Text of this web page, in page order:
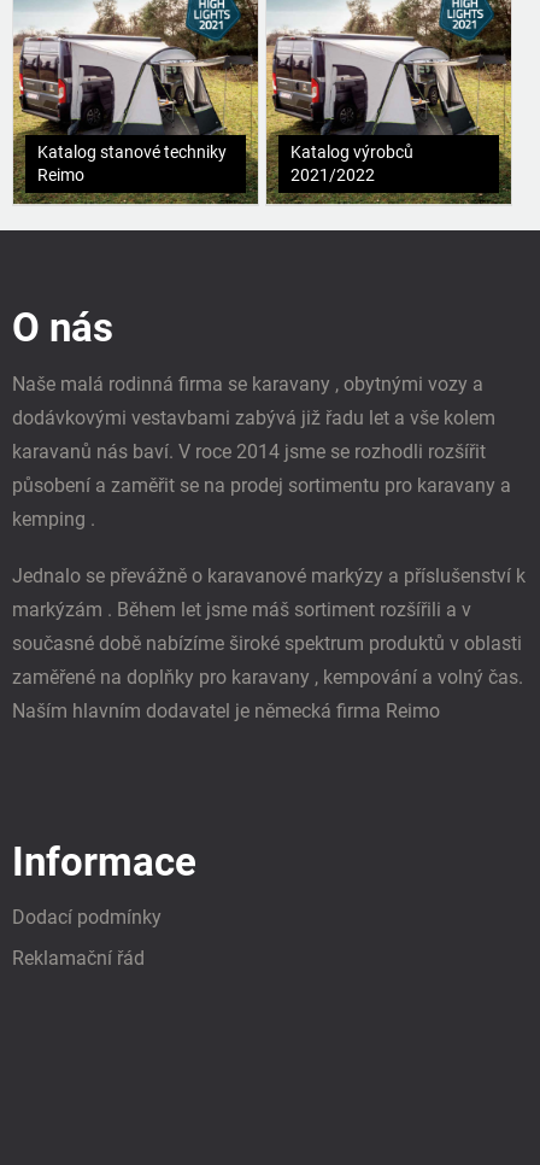
Katalog stanové techniky
Reimo
Katalog výrobců
2021/2022
O nás
Naše malá rodinná firma se karavany , obytnými vozy a
dodávkovými vestavbami zabývá již řadu let a vše kolem
karavanů nás baví. V roce 2014 jsme se rozhodli rozšířit
působení a zaměřit se na prodej sortimentu pro karavany a
kemping .
Jednalo se převážně o karavanové markýzy a příslušenství k
markýzám . Během let jsme máš sortiment rozšířili a v
současné době nabízíme široké spektrum produktů v oblasti
zaměřené na doplňky pro karavany , kempování a volný čas.
Naším hlavním dodavatel je německá firma Reimo
Informace
Dodací podmínky
Reklamační řád